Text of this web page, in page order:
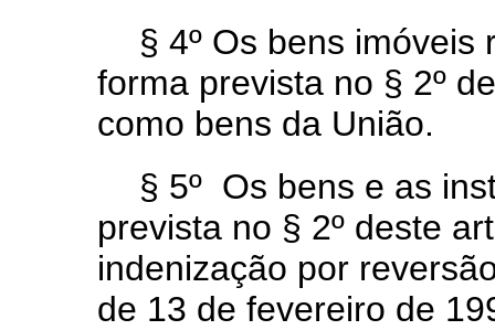
§ 4º Os bens
forma prevista no § 2º
como bens da União.
§ 5º Os bens e as
prevista no § 2º deste
indenização por
de 13 de fevereiro de